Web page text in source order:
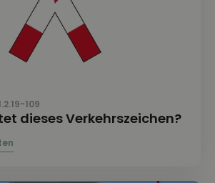
109
dieses Verkehrszeichen?